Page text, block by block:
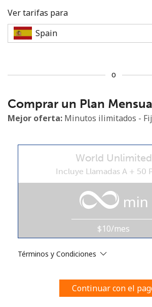
No se ha
Mínimo 8 caracteres
Una letra mayúscula y una minúscula
Un número
estosTérminos y condiciones.
Únete
Ver tarifas para
o
Comprar un Plan
Mejor oferta: Minutos ilimitados -
World Unlimited
Incluye Llamadas A + 50
min
$10/mes
Términos y Condiciones
Continuar con el